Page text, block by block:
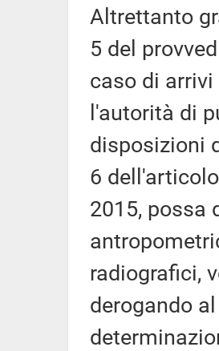
Altrettanto
5 del
caso di
l'autorità di
disposizioni
6
2015, possa
radiografici,
derogando